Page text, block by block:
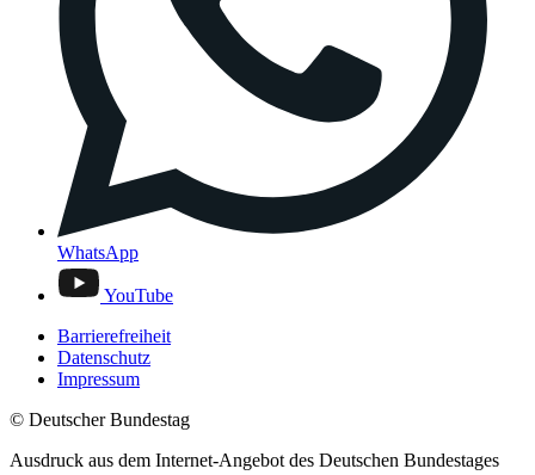
WhatsApp
YouTube
Barrierefreiheit
Datenschutz
Impressum
© Deutscher Bundestag
Ausdruck aus dem Internet-Angebot des Deutschen Bundestages